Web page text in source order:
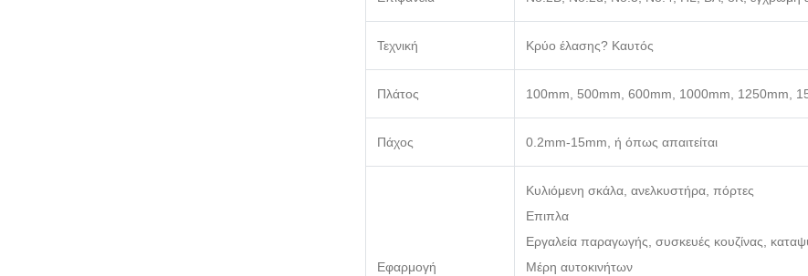
Τεχνική Κρύο έλασης? Καυτός
Πλάτος 100mm, 500mm, 600mm, 1000mm, 1250mm,
Πάχος 0.2mm-15mm, ή όπως απαιτείται
Εφαρμογή
Κυλιόμενη σκάλα, ανελκυστήρα, πόρτες
Επιπλα
Εργαλεία παραγωγής, συσκευές κουζίνας,
Μέρη αυτοκινήτων